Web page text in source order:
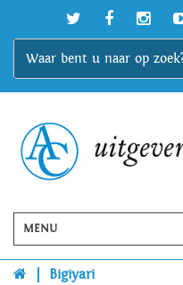
MENU
Bigiyari